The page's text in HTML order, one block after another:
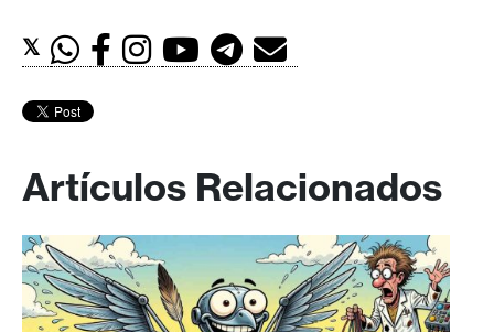
𝕏
Artículos Relacionados